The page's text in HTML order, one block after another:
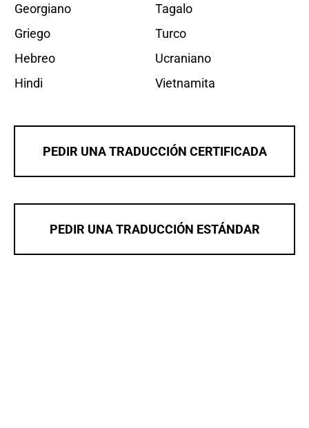
Georgiano
Griego
Hebreo
Hindi
Tagalo
Turco
Ucraniano
Vietnamita
PEDIR UNA TRADUCCIÓN CERTIFICADA
PEDIR UNA TRADUCCIÓN ESTÁNDAR